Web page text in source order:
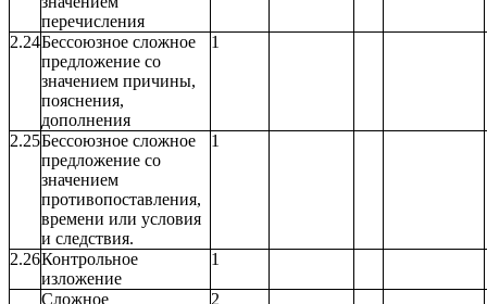
перечисления
2.24Бессоюзное сложное
предложение со
значением причины,
пояснения,
дополнения
1
2.25Бессоюзное сложное
предложение со
значением
противопоставления,
времени или условия
и следствия.
1
2.26Контрольное
изложение
1
Сложное
2